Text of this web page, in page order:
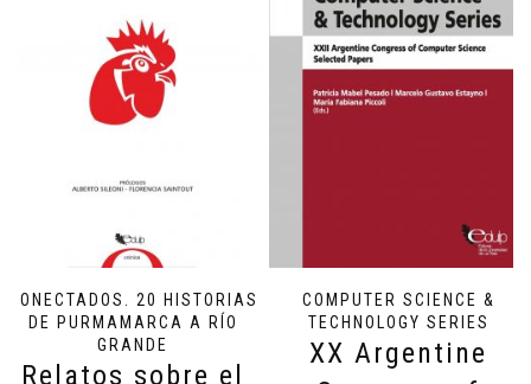
CONECTADOS. 20 HISTORIAS
DE PURMAMARCA A RÍO
GRANDE
Relatos sobre el
COMPUTER SCIENCE &
TECHNOLOGY SERIES
XX Argentine